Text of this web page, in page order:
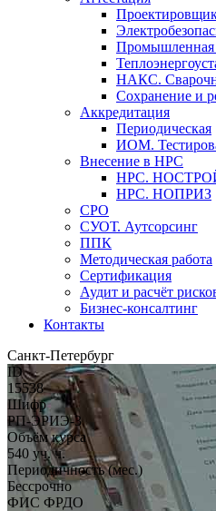
Промышленная
НАКС.
Сохранение и
Аккредитация
Периодическая
ИОМ.
Внесение в НРС
НРС.
НРС. НОПРИЗ
СРО
СУОТ. Аутсорсинг
ППК
Методическая работа
Сертификация
Аудит и расчёт
Бизнес-консалтинг
Контакты
Санкт-Петербург
ID
15538
Шифр
РП-ЭРИЭ-3
Объём курса
540 уч. ч.
Периодичность (мес.)
Бессрочно
ФИС ФРДО